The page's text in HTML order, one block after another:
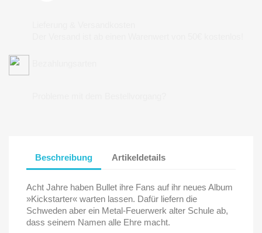
Beschreibung Artikeldetails
Acht Jahre haben Bullet ihre Fans auf ihr neues Album
»Kickstarter« warten lassen. Dafür liefern die
Schweden aber ein Metal-Feuerwerk alter Schule ab,
dass seinem Namen alle Ehre macht.